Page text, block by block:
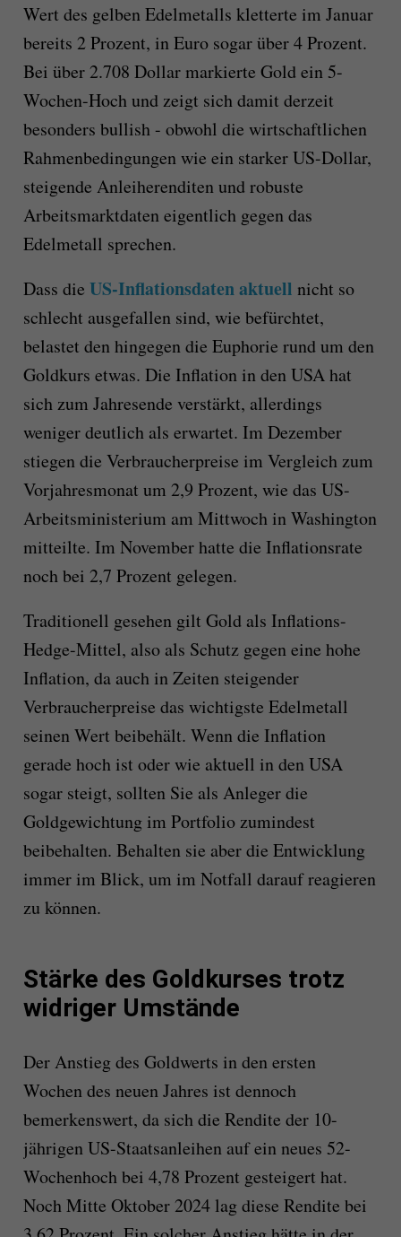
Wert des gelben Edelmetalls kletterte im Januar
bereits 2 Prozent, in Euro sogar über 4 Prozent.
Bei über 2.708 Dollar markierte Gold ein 5-
Wochen-Hoch und zeigt sich damit derzeit
besonders bullish - obwohl die wirtschaftlichen
Rahmenbedingungen wie ein starker US-Dollar,
steigende Anleiherenditen und robuste
Arbeitsmarktdaten eigentlich gegen das
Edelmetall sprechen.
Dass die US-Inflationsdaten aktuell nicht so
schlecht ausgefallen sind, wie befürchtet,
belastet den hingegen die Euphorie rund um den
Goldkurs etwas. Die Inflation in den USA hat
sich zum Jahresende verstärkt, allerdings
weniger deutlich als erwartet. Im Dezember
stiegen die Verbraucherpreise im Vergleich zum
Vorjahresmonat um 2,9 Prozent, wie das US-
Arbeitsministerium am Mittwoch in Washington
mitteilte. Im November hatte die Inflationsrate
noch bei 2,7 Prozent gelegen.
Traditionell gesehen gilt Gold als Inflations-
Hedge-Mittel, also als Schutz gegen eine hohe
Inflation, da auch in Zeiten steigender
Verbraucherpreise das wichtigste Edelmetall
seinen Wert beibehält. Wenn die Inflation
gerade hoch ist oder wie aktuell in den USA
sogar steigt, sollten Sie als Anleger die
Goldgewichtung im Portfolio zumindest
beibehalten. Behalten sie aber die Entwicklung
immer im Blick, um im Notfall darauf reagieren
zu können.
Stärke des Goldkurses trotz
widriger Umstände
Der Anstieg des Goldwerts in den ersten
Wochen des neuen Jahres ist dennoch
bemerkenswert, da sich die Rendite der 10-
jährigen US-Staatsanleihen auf ein neues 52-
Wochenhoch bei 4,78 Prozent gesteigert hat.
Noch Mitte Oktober 2024 lag diese Rendite bei